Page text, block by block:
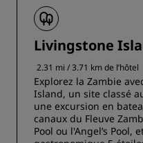
Livingstone
2.31 mi / 3.71 km de l’hôtel
Explorez la Zambie
Island, un site classé
une excursion en
canaux du Fleuve
Pool ou l'Angel’s Pool,